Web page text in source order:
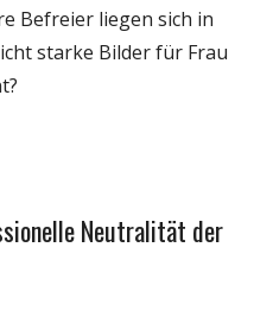
Befreier liegen sich in
starke Bilder für Frau
Neutralität der